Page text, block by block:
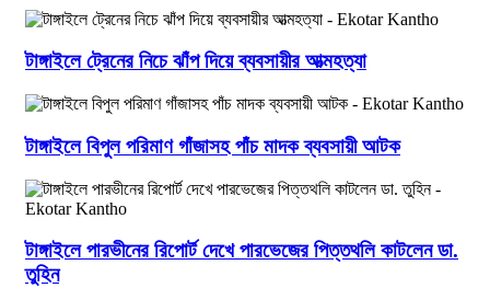
টাঙ্গাইলে ট্রেনের নিচে ঝাঁপ দিয়ে ব্যবসায়ীর আত্মহত্যা
টাঙ্গাইলে বিপুল পরিমাণ গাঁজাসহ পাঁচ মাদক ব্যবসায়ী আটক
টাঙ্গাইলে পারভীনের রিপোর্ট দেখে পারভেজের পিত্তথলি কাটলেন ডা.
তুহিন